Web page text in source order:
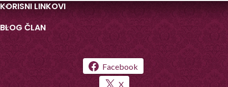
KORISNI LINKOVI
BLOG ČLAN
Facebook
X